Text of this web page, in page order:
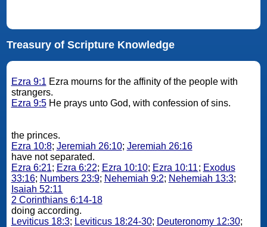
Treasury of Scripture Knowledge
Ezra 9:1 Ezra mourns for the affinity of the people with
strangers.
Ezra 9:5He prays unto God, with confession of sins.
the princes.
Ezra 10:8; Jeremiah 26:10; Jeremiah 26:16
have not separated.
Ezra 6:21; Ezra 6:22; Ezra 10:10; Ezra 10:11; Exodus
33:16; Numbers 23:9; Nehemiah 9:2; Nehemiah 13:3;
Isaiah 52:11
2 Corinthians 6:14-18
doing according.
Leviticus 18:3; Leviticus 18:24-30; Deuteronomy 12:30;